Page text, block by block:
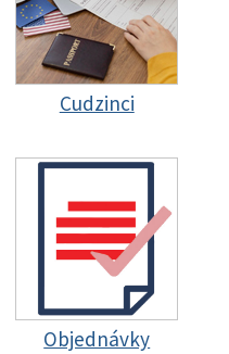
Cudzinci
Objednávky